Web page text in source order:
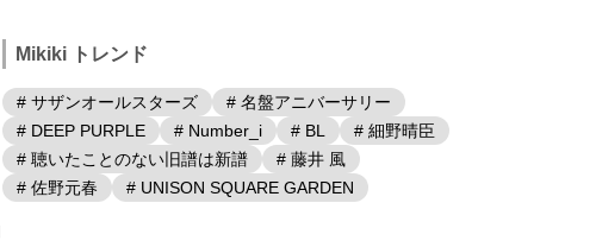
Mikiki トレンド
# サザンオールスターズ
# 名盤アニバーサリー
# DEEP PURPLE
# Number_i # BL
# 細野晴臣
# 聴いたことのない旧譜は新譜
# 藤井 風
# 佐野元春
# UNISON SQUARE GARDEN